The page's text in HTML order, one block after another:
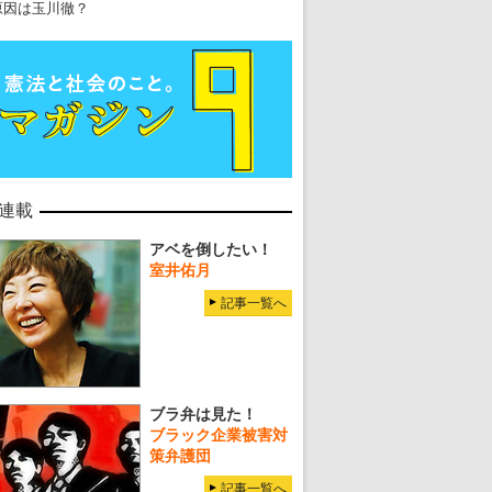
因は玉川徹？
載
アベを倒したい！
室井佑月
記事一覧へ
ブラ弁は見た！
ブラック企業被害対
策弁護団
記事一覧へ